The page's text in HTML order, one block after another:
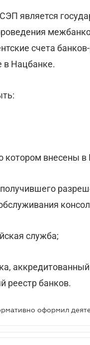
является
счета
в Нацбанке.
котором внесены
служба;
реестр банков.